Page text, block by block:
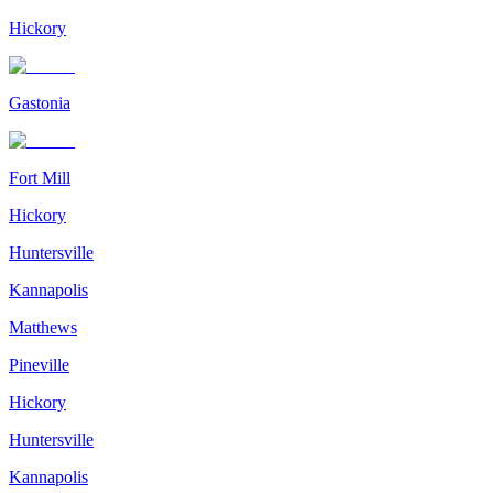
Hickory
Gastonia
Fort Mill
Hickory
Huntersville
Kannapolis
Matthews
Pineville
Hickory
Huntersville
Kannapolis